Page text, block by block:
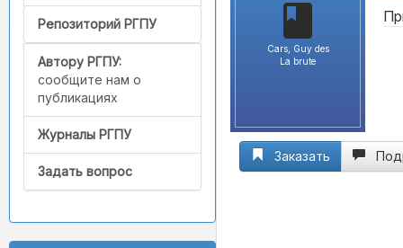
Репозиторий РГПУ
Автору РГПУ:
сообщите нам о
публикациях
Журналы РГПУ
Задать вопрос
Cars, Guy des
La brute
Заказать